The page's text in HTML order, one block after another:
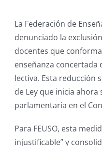
La Federación de
denunciado la
docentes que
enseñanza concertada
lectiva. Esta reducción
de Ley que inicia
parlamentaria en el
Para FEUSO, esta
injustificable” y